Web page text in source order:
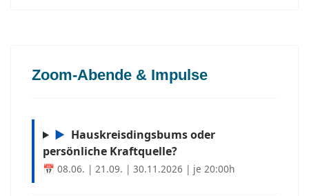
Zoom-Abende & Impulse
▶ Hauskreisdingsbums oder
persönliche Kraftquelle?
📅 08.06. | 21.09. | 30.11.2026 | je 20:00h